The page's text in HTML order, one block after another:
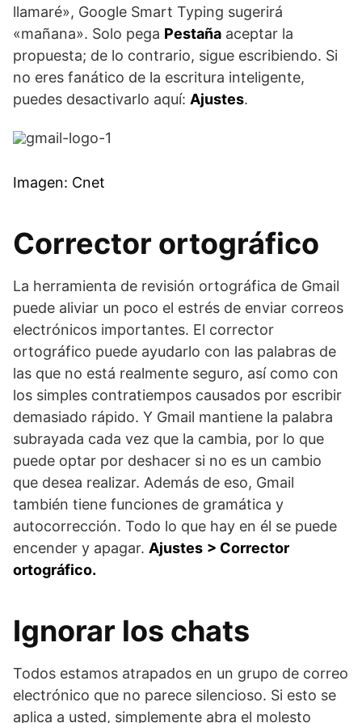
llamaré», Google Smart Typing sugerirá
«mañana». Solo pega Pestaña aceptar la
propuesta; de lo contrario, sigue escribiendo. Si
no eres fanático de la escritura inteligente,
puedes desactivarlo aquí: Ajustes.
Imagen: Cnet
Corrector ortográfico
La herramienta de revisión ortográfica de Gmail
puede aliviar un poco el estrés de enviar correos
electrónicos importantes. El corrector
ortográfico puede ayudarlo con las palabras de
las que no está realmente seguro, así como con
los simples contratiempos causados ​​por escribir
demasiado rápido. Y Gmail mantiene la palabra
subrayada cada vez que la cambia, por lo que
puede optar por deshacer si no es un cambio
que desea realizar. Además de eso, Gmail
también tiene funciones de gramática y
autocorrección. Todo lo que hay en él se puede
encender y apagar. Ajustes > Corrector
ortográfico.
Ignorar los chats
Todos estamos atrapados en un grupo de correo
electrónico que no parece silencioso. Si esto se
aplica a usted, simplemente abra el molesto